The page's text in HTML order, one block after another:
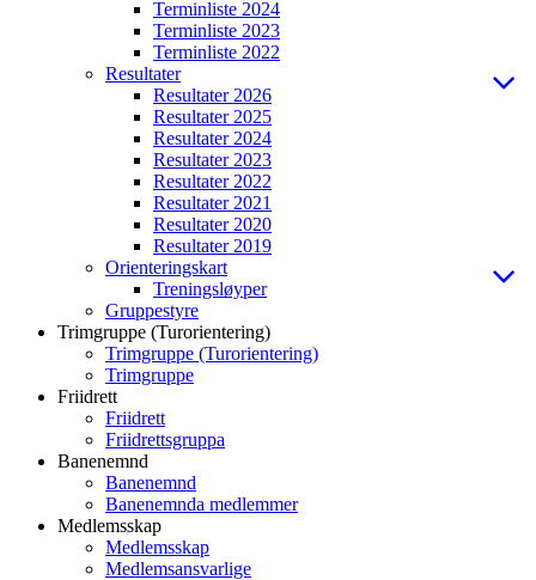
Terminliste 2024
Terminliste 2023
Terminliste 2022
Resultater
Resultater 2026
Resultater 2025
Resultater 2024
Resultater 2023
Resultater 2022
Resultater 2021
Resultater 2020
Resultater 2019
Orienteringskart
Treningsløyper
Gruppestyre
Trimgruppe (Turorientering)
Trimgruppe (Turorientering)
Trimgruppe
Friidrett
Friidrett
Friidrettsgruppa
Banenemnd
Banenemnd
Banenemnda medlemmer
Medlemsskap
Medlemsskap
Medlemsansvarlige